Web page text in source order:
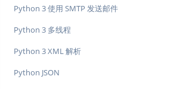
Python 3 使用 SMTP 发送邮件
Python 3 多线程
Python 3 XML 解析
Python JSON